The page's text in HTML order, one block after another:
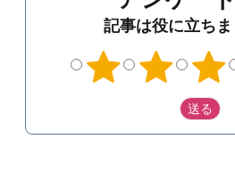
記事は役に立ちま